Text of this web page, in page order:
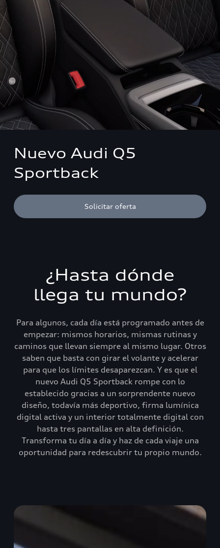
Nuevo Audi Q5
Sportback
Solicitar oferta
¿Hasta dónde
llega tu mundo?
Para algunos, cada día está programado antes de
empezar: mismos horarios, mismas rutinas y
caminos que llevan siempre al mismo lugar. Otros
saben que basta con girar el volante y acelerar
para que los límites desaparezcan. Y es que el
nuevo Audi Q5 Sportback rompe con lo
establecido gracias a un sorprendente nuevo
diseño, todavía más deportivo, firma lumínica
digital activa y un interior totalmente digital con
hasta tres pantallas en alta definición.
Transforma tu día a día y haz de cada viaje una
oportunidad para redescubrir tu propio mundo.